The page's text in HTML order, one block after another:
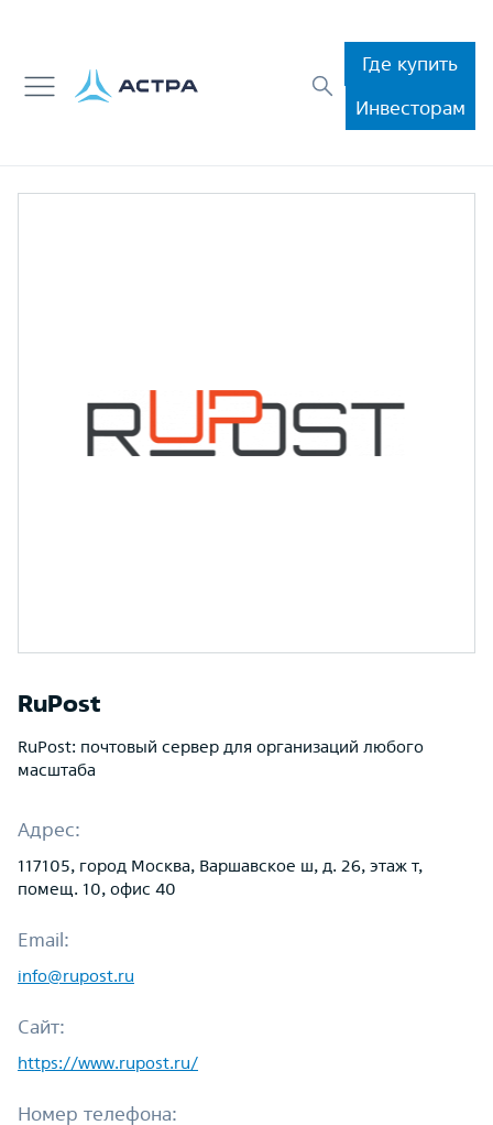
Где купить
Инвесторам
RuPost
RuPost: почтовый сервер для организаций любого
масштаба
Адрес:
117105, город Москва, Варшавское ш, д. 26, этаж т,
помещ. 10, офис 40
Email:
info@rupost.ru
Сайт:
https://www.rupost.ru/
Номер телефона: